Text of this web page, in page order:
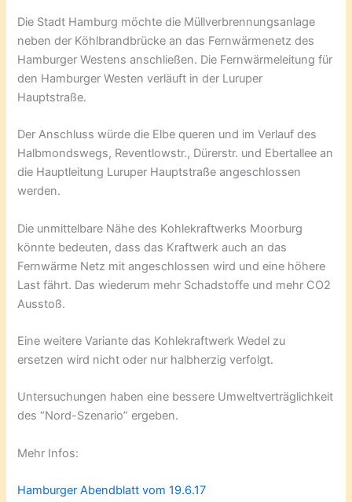
Die Stadt Hamburg möchte die Müllverbrennungsanlage
neben der Köhlbrandbrücke an das Fernwärmenetz des
Hamburger Westens anschließen. Die Fernwärmeleitung für
den Hamburger Westen verläuft in der Luruper
Hauptstraße.
Der Anschluss würde die Elbe queren und im Verlauf des
Halbmondswegs, Reventlowstr., Dürerstr. und Ebertallee an
die Hauptleitung Luruper Hauptstraße angeschlossen
werden.
Die unmittelbare Nähe des Kohlekraftwerks Moorburg
könnte bedeuten, dass das Kraftwerk auch an das
Fernwärme Netz mit angeschlossen wird und eine höhere
Last fährt. Das wiederum mehr Schadstoffe und mehr CO2
Ausstoß.
Eine weitere Variante das Kohlekraftwerk Wedel zu
ersetzen wird nicht oder nur halbherzig verfolgt.
Untersuchungen haben eine bessere Umweltverträglichkeit
des “Nord-Szenario” ergeben.
Mehr Infos:
Hamburger Abendblatt vom 19.6.17